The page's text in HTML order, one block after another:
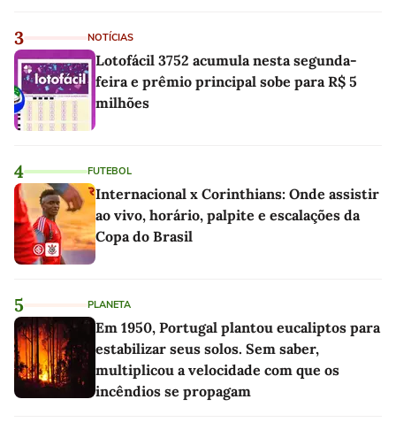
3 NOTÍCIAS
Lotofácil 3752 acumula nesta segunda-
feira e prêmio principal sobe para R$ 5
milhões
4 FUTEBOL
Internacional x Corinthians: Onde assistir
ao vivo, horário, palpite e escalações da
Copa do Brasil
5 PLANETA
Em 1950, Portugal plantou eucaliptos para
estabilizar seus solos. Sem saber,
multiplicou a velocidade com que os
incêndios se propagam